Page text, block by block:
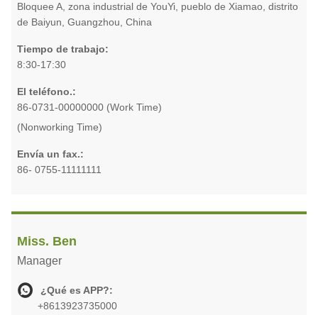
Bloquee A, zona industrial de YouYi, pueblo de Xiamao, distrito
de Baiyun, Guangzhou, China
Tiempo de trabajo:
8:30-17:30
El teléfono.:
86-0731-00000000 (Work Time)
(Nonworking Time)
Envía un fax.:
86- 0755-11111111
Miss. Ben
Manager
¿Qué es APP?:
+8613923735000